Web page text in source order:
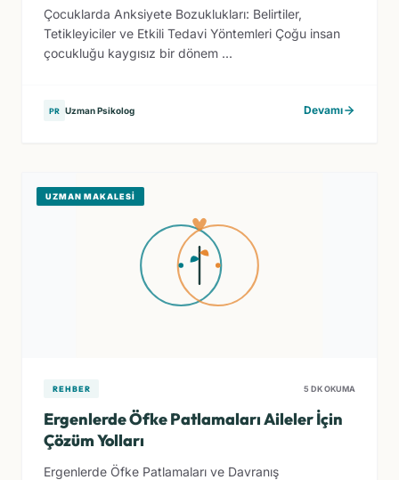
Çocuklarda Anksiyete Bozuklukları: Belirtiler,
Tetikleyiciler ve Etkili Tedavi Yöntemleri Çoğu insan
çocukluğu kaygısız bir dönem ...
PR Uzman Psikolog Devamı
UZMAN MAKALESI
REHBER 5 DK OKUMA
Ergenlerde Öfke Patlamaları Aileler İçin
Çözüm Yolları
Ergenlerde Öfke Patlamaları ve Davranış